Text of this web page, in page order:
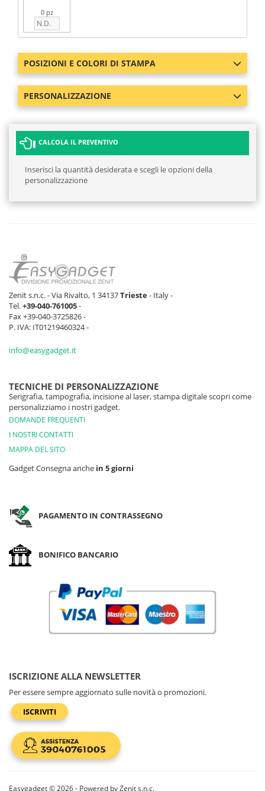
0 pz
POSIZIONI E COLORI DI STAMPA
PERSONALIZZAZIONE
CALCOLA IL PREVENTIVO
Inserisci la quantità desiderata e scegli le opzioni della
personalizzazione
Zenit s.n.c. - Via Rivalto, 1 34137Trieste- Italy -
Tel.+39-040-761005-
Fax +39-040-3725826 -
P. IVA: IT01219460324 -
info@easygadget.it
TECNICHE DI PERSONALIZZAZIONE
Serigrafia, tampografia, incisione al laser, stampa digitale scopri come
personalizziamo i nostri gadget.
DOMANDE FREQUENTI
I NOSTRI CONTATTI
MAPPA DEL SITO
Gadget Consegna anche in 5 giorni
PAGAMENTO IN CONTRASSEGNO
BONIFICO BANCARIO
ISCRIZIONE ALLA NEWSLETTER
Per essere sempre aggiornato sulle novità o promozioni.
ISCRIVITI
Easygadget © 2026 - Powered by Zenit s.n.c.